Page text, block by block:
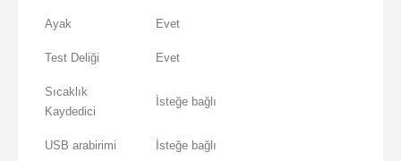
Ayak Evet
Test Deliği Evet
Sıcaklık
Kaydedici
İsteğe bağlı
USB arabirimi İsteğe bağlı